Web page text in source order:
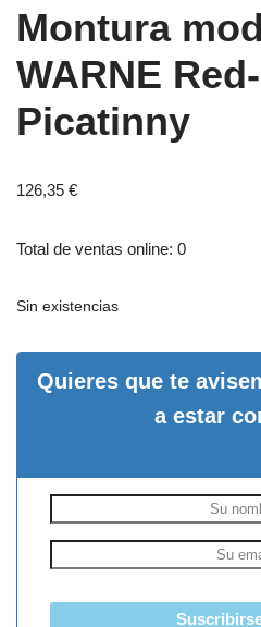
Montura
WARNE
Picatinny
126,35 €
Total de ventas online: 0
Sin existencias
Quieres que te
a estar